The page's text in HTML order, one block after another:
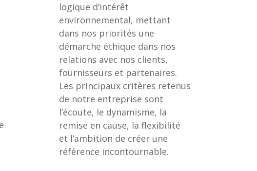
logique d’intérêt
environnemental, mettant
dans nos priorités une
démarche éthique dans nos
relations avec nos clients,
fournisseurs et partenaires.
Les principaux critères retenus
de notre entreprise sont
l’écoute, le dynamisme, la
remise en cause, la flexibilité
et l’ambition de créer une
référence incontournable.